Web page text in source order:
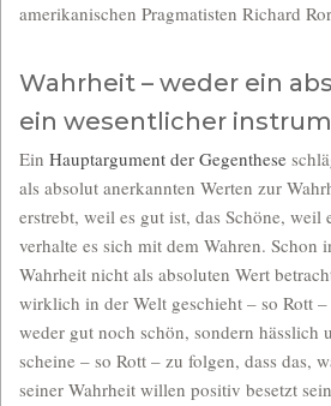
amerikanischen Pragmatisten Richard
Wahrheit – weder ein
ein wesentlicher
Ein Hauptargument der Gegenthese
als absolut anerkannten Werten zur
erstrebt, weil es gut ist, das Schöne, weil
verhalte es sich mit dem Wahren. Schon
Wahrheit nicht als absoluten Wert
wirklich in der Welt geschieht – so Rott
weder gut noch schön, sondern hässlich
scheine – so Rott – zu folgen, dass das,
seiner Wahrheit willen positiv besetzt